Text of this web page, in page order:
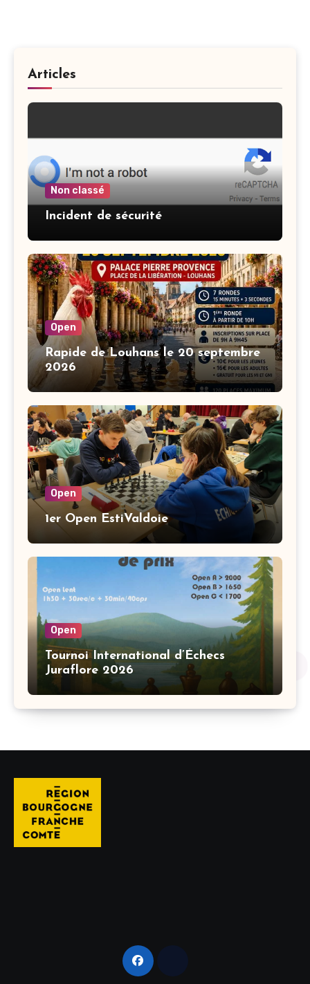
Articles
Non classé
Incident de sécurité
Open
Rapide de Louhans le 20 septembre
2026
Open
1er Open EstiValdoie
Open
Tournoi International d’Échecs
Juraflore 2026